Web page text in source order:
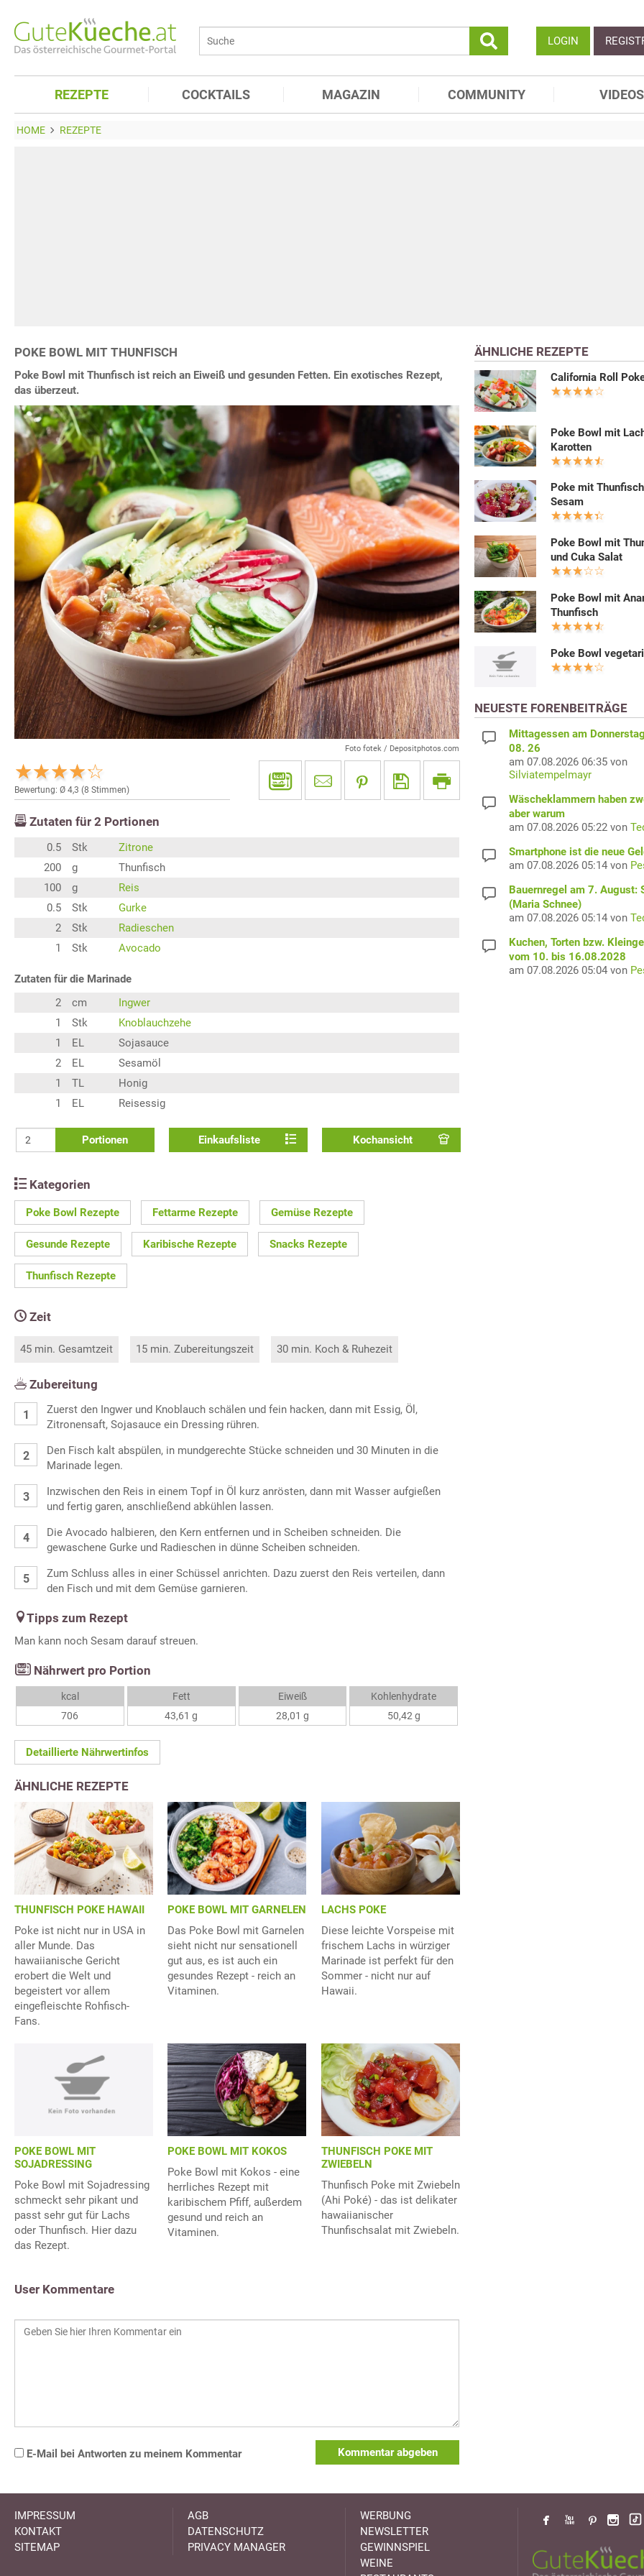
LOGIN
REZEPTE COCKTAILS MAGAZIN COMMUNITY VIDEOS
HOME REZEPTE
POKE BOWL MIT THUNFISCH
Poke Bowl mit Thunfisch ist reich an Eiweiß und gesunden Fetten. Ein exotisches Rezept,
das überzeut.
Foto fotek / Depositphotos.com
Bewertung: Ø 4,3 (8 Stimmen)
Zutaten für 2 Portionen
0.5 Stk
Zitrone
200
g
Thunfisch
100
g
Reis
0.5
Stk
Gurke
2
Stk
Radieschen
1
Stk Avocado
Zutaten für die Marinade
2
cm
Ingwer
1
Stk
Knoblauchzehe
1
EL
Sojasauce
2
EL
Sesamöl
1
TL
Honig
1
EL Reisessig
Portionen Einkaufsliste Kochansicht
Kategorien
Poke Bowl Rezepte Fettarme Rezepte Gemüse Rezepte
Gesunde Rezepte Karibische Rezepte Snacks Rezepte
Thunfisch Rezepte
Zeit
45 min. Gesamtzeit 15 min. Zubereitungszeit 30 min. Koch & Ruhezeit
Zubereitung
Zuerst den Ingwer und Knoblauch schälen und fein hacken, dann mit Essig, Öl,
Zitronensaft, Sojasauce ein Dressing rühren.
Den Fisch kalt abspülen, in mundgerechte Stücke schneiden und 30 Minuten in die
Marinade legen.
Inzwischen den Reis in einem Topf in Öl kurz anrösten, dann mit Wasser aufgießen
und fertig garen, anschließend abkühlen lassen.
Die Avocado halbieren, den Kern entfernen und in Scheiben schneiden. Die
gewaschene Gurke und Radieschen in dünne Scheiben schneiden.
Zum Schluss alles in einer Schüssel anrichten. Dazu zuerst den Reis verteilen, dann
den Fisch und mit dem Gemüse garnieren.
Tipps zum Rezept
Man kann noch Sesam darauf streuen.
Nährwert pro Portion
kcal
706
Fett
43,61 g
Eiweiß
28,01 g
Kohlenhydrate
50,42 g
Detaillierte Nährwertinfos
ÄHNLICHE REZEPTE
THUNFISCH POKE HAWAII
Poke ist nicht nur in USA in
aller Munde. Das
hawaiianische Gericht
erobert die Welt und
begeistert vor allem
eingefleischte Rohfisch-
Fans.
POKE BOWL MIT GARNELEN
Das Poke Bowl mit Garnelen
sieht nicht nur sensationell
gut aus, es ist auch ein
gesundes Rezept - reich an
Vitaminen.
LACHS POKE
Diese leichte Vorspeise mit
frischem Lachs in würziger
Marinade ist perfekt für den
Sommer - nicht nur auf
Hawaii.
POKE BOWL MIT
SOJADRESSING
Poke Bowl mit Sojadressing
schmeckt sehr pikant und
passt sehr gut für Lachs
oder Thunfisch. Hier dazu
das Rezept.
POKE BOWL MIT KOKOS
Poke Bowl mit Kokos - eine
herrliches Rezept mit
karibischem Pfiff, außerdem
gesund und reich an
Vitaminen.
THUNFISCH POKE MIT
ZWIEBELN
Thunfisch Poke mit Zwiebeln
(Ahi Poké) - das ist delikater
hawaiianischer
Thunfischsalat mit Zwiebeln.
User Kommentare
E-Mail bei Antworten zu meinem Kommentar Kommentar abgeben
ÄHNLICHE REZEPTE
California Roll
Poke Bowl mit
Karotten
Poke mit
Sesam
Poke Bowl mit
und Cuka Salat
Poke Bowl mit
Thunfisch
Poke Bowl
NEUESTE FORENBEITRÄGE
Mittagessen am
08. 26
am 07.08.2026 06:35 von
Silviatempelmayr
Wäscheklammern haben
aber warum
am 07.08.2026 05:22 von
Smartphone ist die neue
am 07.08.2026 05:14 von
Bauernregel am 7. August:
(Maria Schnee)
am 07.08.2026 05:14 von
Kuchen, Torten bzw.
vom 10. bis 16.08.2028
am 07.08.2026 05:04 von
IMPRESSUM
KONTAKT
SITEMAP
AGB
DATENSCHUTZ
PRIVACY MANAGER
WERBUNG
NEWSLETTER
GEWINNSPIEL
WEINE